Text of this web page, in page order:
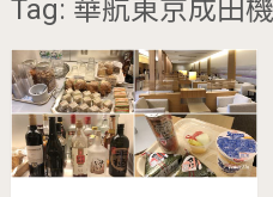
Tag: 華航東京成田